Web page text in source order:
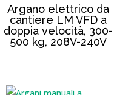
Argano elettrico da
cantiere LM VFD a
doppia velocità, 300-
500 kg, 208V-240V